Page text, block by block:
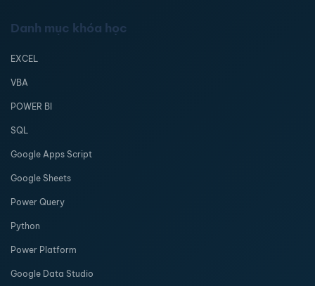
Danh mục khóa học
EXCEL
VBA
POWER BI
SQL
Google Apps Script
Google Sheets
Power Query
Python
Power Platform
Google Data Studio